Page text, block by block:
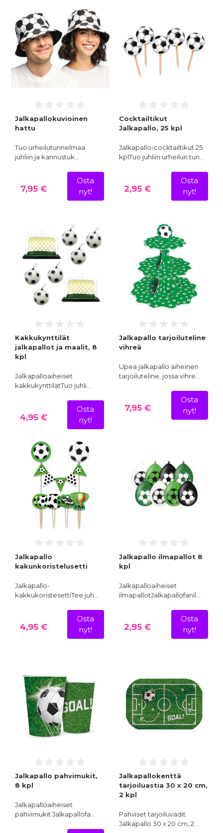
Jalkapallokuvioinen
hattu
Tuo urheilutunnelmaa
juhliin ja kannustuk…
7,95 €
Osta
nyt!
Cocktailtikut
Jalkapallo, 25 kpl
Jalkapallo-cocktailtikut 25
kplTuo juhliin urheilun tun…
2,95 €
Osta
nyt!
Kakkukynttilät
jalkapallot ja maalit, 8
kpl
Jalkapalloaiheiset
kakkukynttilätTuo juhli…
4,95 €
Osta
nyt!
Jalkapallo tarjoiluteline
vihreä
Upea jalkapallo aiheinen
tarjoiluteline, jossa vihre…
7,95 €
Osta
nyt!
Jalkapallo
kakunkoristelusetti
Jalkapallo-
kakkukoristesettiTee juh…
4,95 €
Osta
nyt!
Jalkapallo ilmapallot 8
kpl
Jalkapalloaiheiset
ilmapallotJalkapallofanil…
2,95 €
Osta
nyt!
Jalkapallo pahvimukit,
8 kpl
Jalkapalloaiheiset
pahvimukit Jalkapallofa…
Jalkapallokenttä
tarjoiluastia 30 x 20 cm,
2 kpl
Pahviset tarjoiluvadit
Jalkapallo 30 x 20 cm, 2…